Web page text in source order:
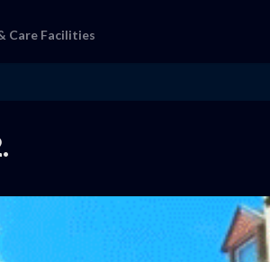
Care Facilities